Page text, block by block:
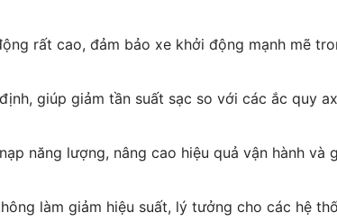
rất cao, đảm bảo xe khởi động mạnh mẽ
giúp giảm tần suất sạc so với các ắc quy
năng lượng, nâng cao hiệu quả vận hành và
làm giảm hiệu suất, lý tưởng cho các hệ